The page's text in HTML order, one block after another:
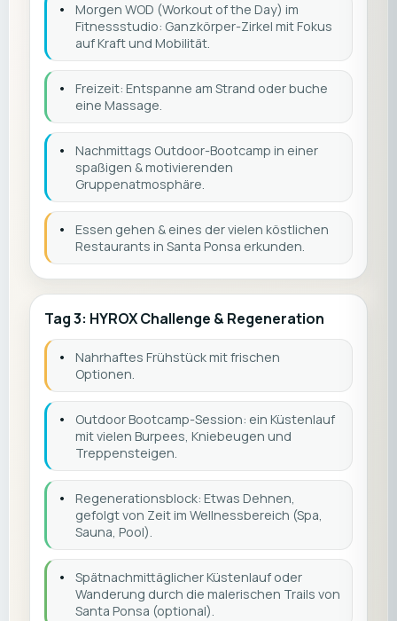
•
Morgen WOD (Workout of the Day) im
Fitnessstudio: Ganzkörper-Zirkel mit Fokus
auf Kraft und Mobilität.
•
Freizeit: Entspanne am Strand oder buche
eine Massage.
•
Nachmittags Outdoor-Bootcamp in einer
spaßigen & motivierenden
Gruppenatmosphäre.
•
Essen gehen & eines der vielen köstlichen
Restaurants in Santa Ponsa erkunden.
Tag 3: HYROX Challenge & Regeneration
•
Nahrhaftes Frühstück mit frischen
Optionen.
•
Outdoor Bootcamp-Session: ein Küstenlauf
mit vielen Burpees, Kniebeugen und
Treppensteigen.
•
Regenerationsblock: Etwas Dehnen,
gefolgt von Zeit im Wellnessbereich (Spa,
Sauna, Pool).
•
Spätnachmittäglicher Küstenlauf oder
Wanderung durch die malerischen Trails von
Santa Ponsa (optional).